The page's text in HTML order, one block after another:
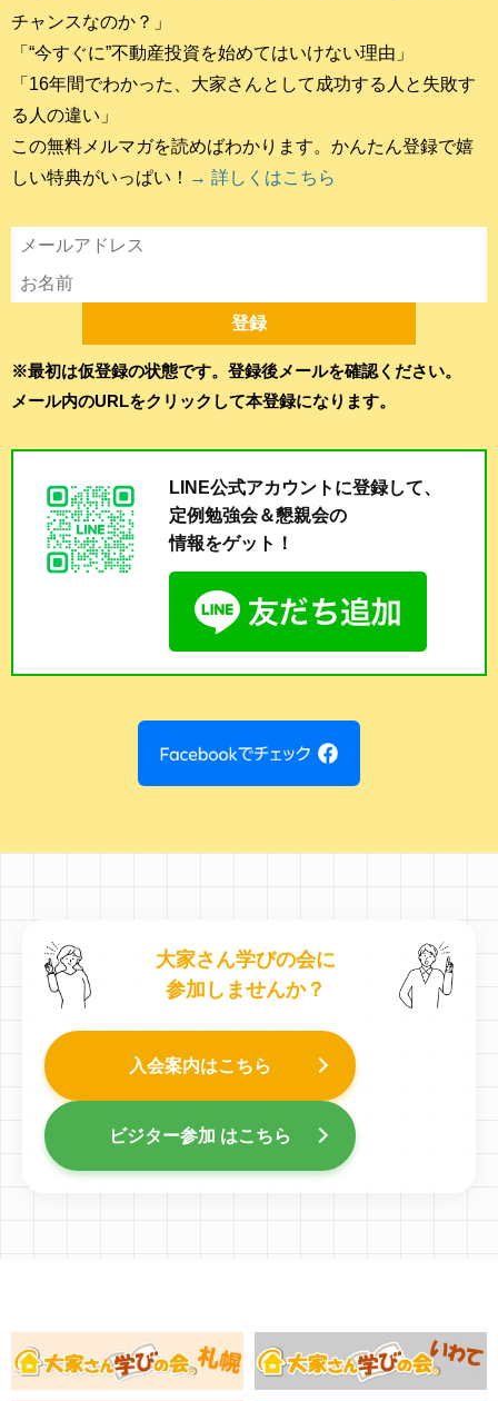
チャンスなのか？」
「“今すぐに”不動産投資を始めてはいけない理由」
「16年間でわかった、大家さんとして成功する人と失敗す
る人の違い」
この無料メルマガを読めばわかります。かんたん登録で嬉
しい特典がいっぱい！ → 詳しくはこちら
※最初は仮登録の状態です。登録後メールを確認ください。
メール内のURLをクリックして本登録になります。
LINE公式アカウントに登録して、
定例勉強会＆懇親会の
情報をゲット！
大家さん学びの会に
参加しませんか？
入会案内はこちら
ビジター参加 はこちら